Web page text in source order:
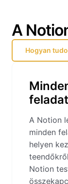
A
Hogyan
A Notion
minden
helyen
Notion